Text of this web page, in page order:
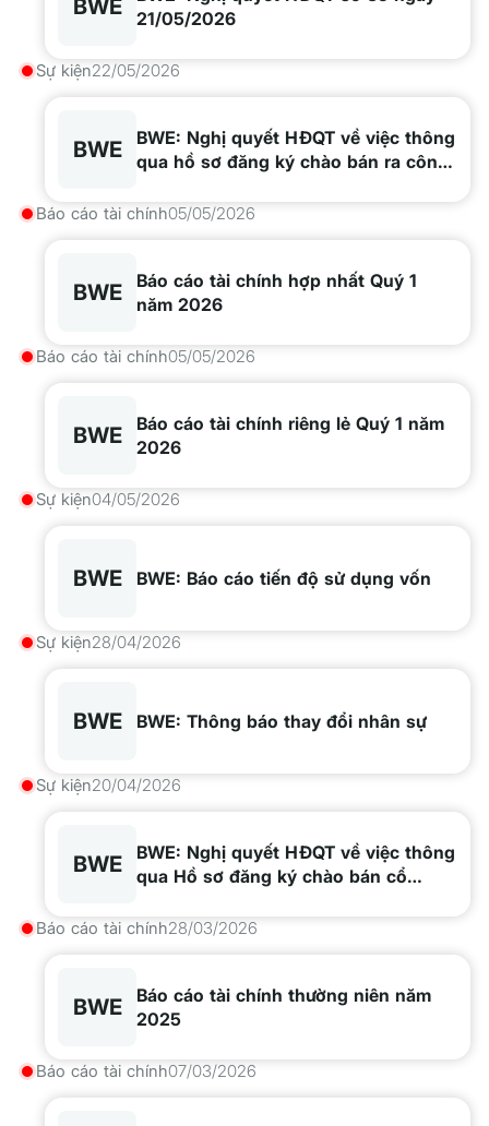
BWE
21/05/2026
Sự kiện22/05/2026
BWE
BWE: Nghị quyết HĐQT về việc thông
qua hồ sơ đăng ký chào bán ra công
Báo cáo tài chính05/05/2026
BWE
Báo cáo tài chính hợp nhất Quý 1
năm 2026
Báo cáo tài chính05/05/2026
BWE
Báo cáo tài chính riêng lẻ Quý 1 năm
2026
Sự kiện04/05/2026
BWE BWE: Báo cáo tiến độ sử dụng vốn
Sự kiện28/04/2026
BWE BWE: Thông báo thay đổi nhân sự
Sự kiện20/04/2026
BWE
BWE: Nghị quyết HĐQT về việc thông
qua Hồ sơ đăng ký chào bán cổ
Báo cáo tài chính28/03/2026
BWE
Báo cáo tài chính thường niên năm
2025
Báo cáo tài chính07/03/2026